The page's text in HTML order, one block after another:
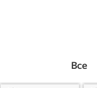
Все